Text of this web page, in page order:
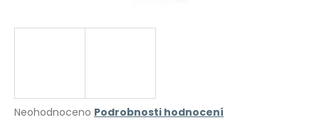
Průměrné
Neohodnoceno Podrobnosti hodnocení
j
?